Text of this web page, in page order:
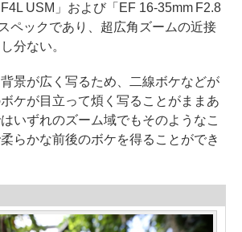
USM」および「EF 16-35mm F2.8
ペックであり、超広角ズームの近接
分ない。
景が広く写るため、二線ボケなどが
ケが目立って煩く写ることがままあ
いずれのズーム域でもそのようなこ
らかな前後のボケを得ることができ